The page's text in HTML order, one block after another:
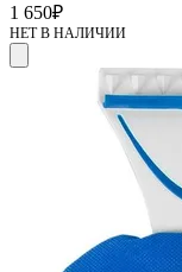
1 650₽
НЕТ В НАЛИЧИИ